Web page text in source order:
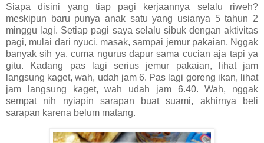
Siapa disini yang tiap pagi kerjaannya selalu riweh?
meskipun baru punya anak satu yang usianya 5 tahun 2
minggu lagi. Setiap pagi saya selalu sibuk dengan aktivitas
pagi, mulai dari nyuci, masak, sampai jemur pakaian. Nggak
banyak sih ya, cuma ngurus dapur sama cucian aja tapi ya
gitu. Kadang pas lagi serius jemur pakaian, lihat jam
langsung kaget, wah, udah jam 6. Pas lagi goreng ikan, lihat
jam langsung kaget, wah udah jam 6.40. Wah, nggak
sempat nih nyiapin sarapan buat suami, akhirnya beli
sarapan karena belum matang.